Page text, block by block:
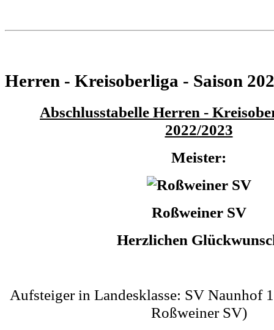
Herren - Kreisoberliga - Saison
Abschlusstabelle Herren -
2022/2023
Meister:
Roßweiner SV
Herzlichen
Aufsteiger in Landesklasse: SV Naunhof
Roßweiner SV)